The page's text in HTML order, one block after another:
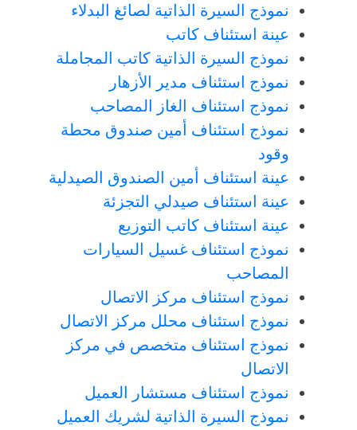
نموذج السيرة الذاتية لصائغ البدلاء
عينة استئناف كاتب
نموذج السيرة الذاتية كاتب المجاملة
نموذج استئناف مدير الأزهار
نموذج استئناف الغاز المصاحب
نموذج استئناف أمين صندوق محطة
وقود
عينة استئناف أمين الصندوق الصيدلية
عينة استئناف صيدلي التجزئة
عينة استئناف كاتب التوزيع
نموذج استئناف غسيل السيارات
المصاحب
نموذج استئناف مركز الاتصال
نموذج استئناف محلل مركز الاتصال
نموذج استئناف متخصص في مركز
الاتصال
نموذج استئناف مستشار العميل
نموذج السيرة الذاتية لشريك العميل